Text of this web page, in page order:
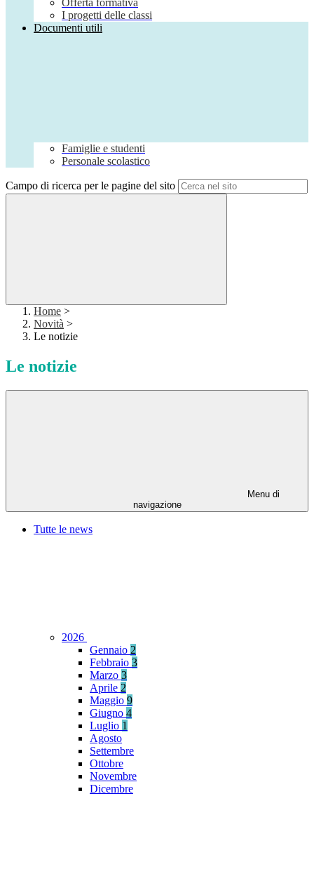
Offerta formativa
I progetti delle classi
Documenti utili
Famiglie e studenti
Personale scolastico
Campo di ricerca per le pagine del sito
Home >
Novità >
Le notizie
Le notizie
Menu di
navigazione
Tutte le news
2026
Gennaio 2
Febbraio 3
Marzo 3
Aprile 2
Maggio 9
Giugno 4
Luglio 1
Agosto
Settembre
Ottobre
Novembre
Dicembre